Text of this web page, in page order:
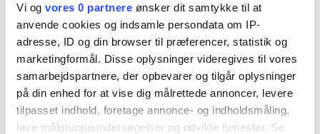
Vi og vores 0 partnere ønsker dit samtykke til at
anvende cookies og indsamle persondata om IP-
adresse, ID og din browser til præferencer, statistik og
marketingformål. Disse oplysninger videregives til vores
samarbejdspartnere, der opbevarer og tilgår oplysninger
på din enhed for at vise dig målrettede annoncer, levere
tilpasset indhold, foretage annonce- og indholdsmåling,
lave målgruppeundersøgelser og udvikle tjenester. Se
Nordenskov
Næsbjerg
Oksbøl
Roust
Sig
Skovlund